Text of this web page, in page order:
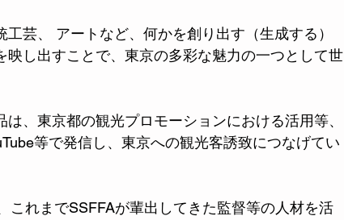
芸、 アートなど、何かを創り出す（生成する）
し出すことで、東京の多彩な魅力の一つとして世
、東京都の観光プロモーションにおける活用等、
等で発信し、東京への観光客誘致につなげてい
これまでSSFFAが輩出してきた監督等の人材を活